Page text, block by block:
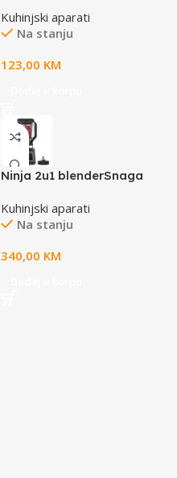
AWP2980/10 (3 filtera u
pakovanju)
Kuhinjski aparati
Na stanju
123,00 KM
Ninja 2u1 blenderSnaga
visenamjenskiuredjaj, tezina
4.03kg, kapacitet 2.1L
Kuhinjski aparati
Na stanju
340,00 KM